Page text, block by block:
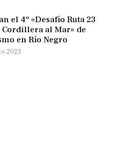
el 4º «Desafío Ruta 23
Cordillera al Mar» de
en Río Negro
2023